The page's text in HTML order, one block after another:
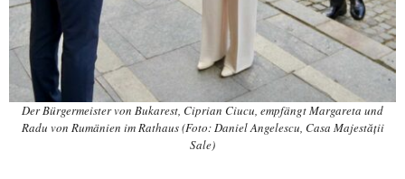
Der Bürgermeister von Bukarest, Ciprian Ciucu, empfängt Margareta und
Radu von Rumänien im Rathaus (Foto: Daniel Angelescu, Casa Majestății
Sale)